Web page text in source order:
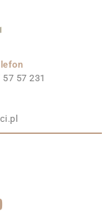
57 57 231